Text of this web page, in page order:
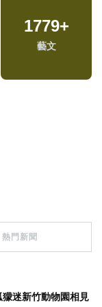
1779+
藝文
熱門新聞
獴迷新竹動物園相見